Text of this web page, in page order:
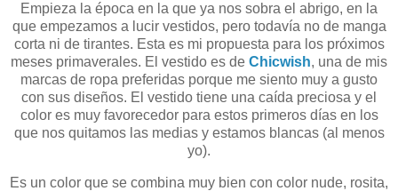
Empieza la época en la que ya nos sobra el abrigo, en la
que empezamos a lucir vestidos, pero todavía no de manga
corta ni de tirantes. Esta es mi propuesta para los próximos
meses primaverales. El vestido es de Chicwish, una de mis
marcas de ropa preferidas porque me siento muy a gusto
con sus diseños. El vestido tiene una caída preciosa y el
color es muy favorecedor para estos primeros días en los
que nos quitamos las medias y estamos blancas (al menos
yo).
Es un color que se combina muy bien con color nude, rosita,